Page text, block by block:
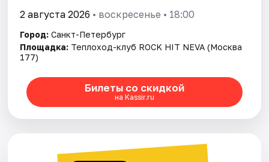
2 августа 2026 • воскресенье • 18:00
Город: Санкт-Петербург
Площадка: Теплоход-клуб ROCK HIT NEVA (Москва
177)
Билеты со скидкой
на Kassir.ru